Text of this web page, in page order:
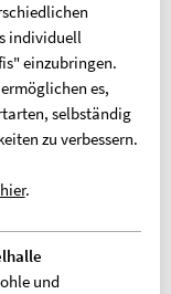
individuell
einzubringen.
es,
selbständig
zu verbessern.
hier.
und